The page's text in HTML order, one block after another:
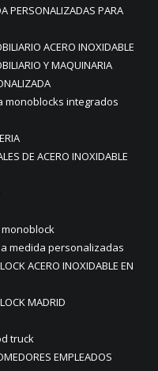
PERSONALIZADAS PARA
ACERO INOXIDABLE
Y MAQUINARIA
monoblocks integrados
DE ACERO INOXIDABLE
medida personalizadas
ACERO INOXIDABLE EN
MADRID
truck
EMPLEADOS